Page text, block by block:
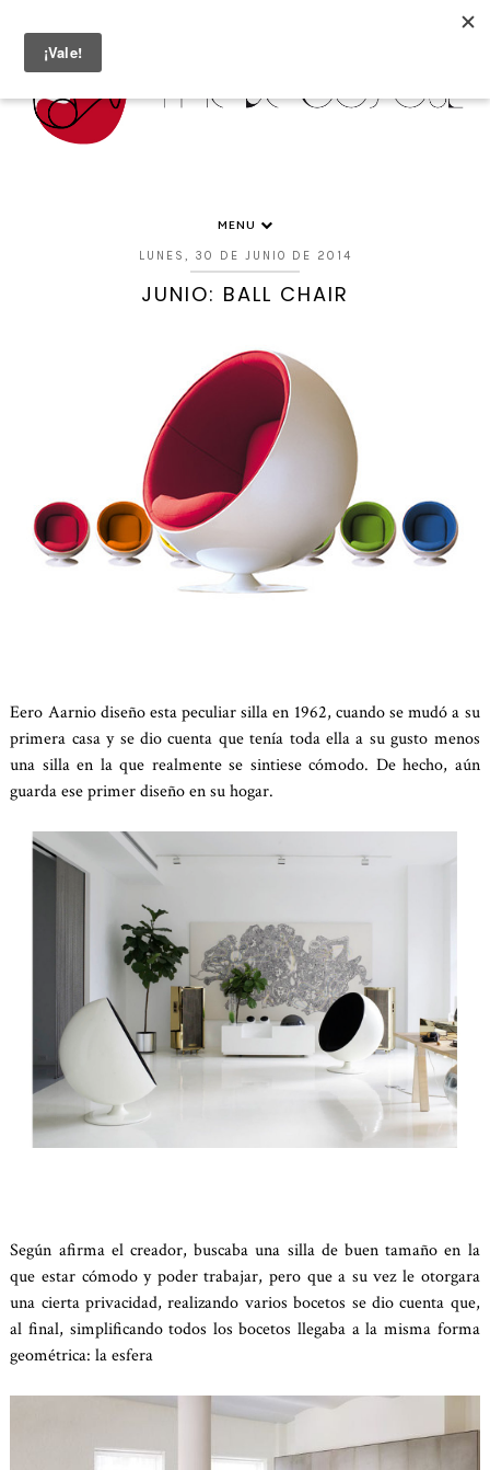
MENU
LUNES, 30 DE JUNIO DE 2014
JUNIO: BALL CHAIR
Eero Aarnio diseño esta peculiar silla en 1962, cuando se mudó a su
primera casa y se dio cuenta que tenía toda ella a su gusto menos
una silla en la que realmente se sintiese cómodo. De hecho, aún
guarda ese primer diseño en su hogar.
Según afirma el creador, buscaba una silla de buen tamaño en la
que estar cómodo y poder trabajar, pero que a su vez le otorgara
una cierta privacidad, realizando varios bocetos se dio cuenta que,
al final, simplificando todos los bocetos llegaba a la misma forma
geométrica: la esfera